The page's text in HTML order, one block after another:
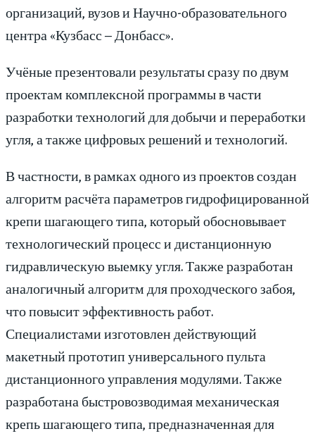
организаций, вузов и Научно-образовательного
центра «Кузбасс – Донбасс».
Учёные презентовали результаты сразу по двум
проектам комплексной программы в части
разработки технологий для добычи и переработки
угля, а также цифровых решений и технологий.
В частности, в рамках одного из проектов создан
алгоритм расчёта параметров гидрофицированной
крепи шагающего типа, который обосновывает
технологический процесс и дистанционную
гидравлическую выемку угля. Также разработан
аналогичный алгоритм для проходческого забоя,
что повысит эффективность работ.
Специалистами изготовлен действующий
макетный прототип универсального пульта
дистанционного управления модулями. Также
разработана быстровозводимая механическая
крепь шагающего типа, предназначенная для